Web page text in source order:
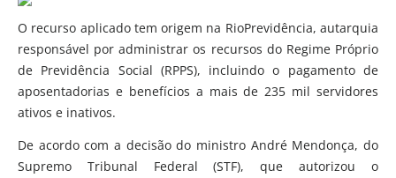
O recurso aplicado tem origem na RioPrevidência, autarquia
responsável por administrar os recursos do Regime Próprio
de Previdência Social (RPPS), incluindo o pagamento de
aposentadorias e benefícios a mais de 235 mil servidores
ativos e inativos.
De acordo com a decisão do ministro André Mendonça, do
Supremo Tribunal Federal (STF), que autorizou o